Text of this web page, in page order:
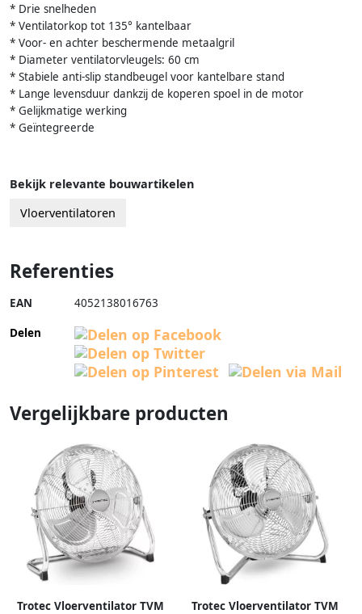
* Drie snelheden
* Ventilatorkop tot 135° kantelbaar
* Voor- en achter beschermende metaalgril
* Diameter ventilatorvleugels: 60 cm
* Stabiele anti-slip standbeugel voor kantelbare stand
* Lange levensduur dankzij de koperen spoel in de motor
* Gelijkmatige werking
* Geïntegreerde
Bekijk relevante bouwartikelen
Vloerventilatoren
Referenties
EAN 4052138016763
Delen
Vergelijkbare producten
Trotec Vloerventilator TVM
Trotec Vloerventilator TVM